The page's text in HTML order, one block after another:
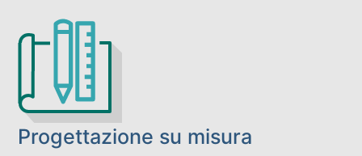
Progettazione su misura